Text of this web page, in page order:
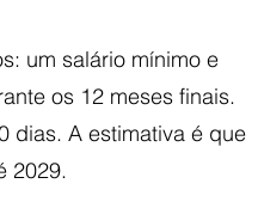
um salário mínimo e
os 12 meses finais.
dias. A estimativa é que
2029.